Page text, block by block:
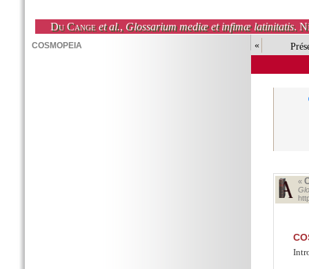
Du Cange et al., Glossarium mediæ et infimæ latinitatis.
«
«